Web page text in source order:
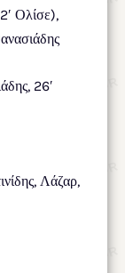
Ολίσε),
26′
Λάζαρ,